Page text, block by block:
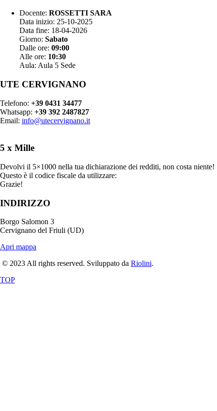
Docente: ROSSETTI SARA
Data inizio: 25-10-2025
Data fine: 18-04-2026
Giorno: Sabato
Dalle ore: 09:00
Alle ore: 10:30
Aula: Aula 5 Sede
UTE CERVIGNANO
Telefono: +39 0431 34477
Whatsapp: +39 392 2487827
Email: info@utecervignano.it
5 x Mille
Devolvi il 5×1000 nella tua dichiarazione dei redditi, non costa niente!
Questo è il codice fiscale da utilizzare:
Grazie!
INDIRIZZO
Borgo Salomon 3
Cervignano del Friuli (UD)
Apri mappa
© 2023 All rights reserved. Sviluppato da Riolini.
TOP